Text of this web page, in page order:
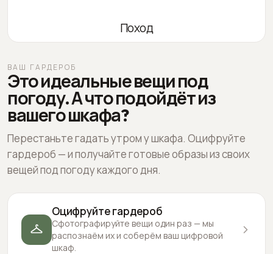
Поход
ВАШ ГАРДЕРОБ
Это идеальные вещи под
погоду. А что подойдёт из
вашего шкафа?
Перестаньте гадать утром у шкафа. Оцифруйте
гардероб — и получайте готовые образы из своих
вещей под погоду каждого дня.
Оцифруйте гардероб
Сфотографируйте вещи один раз — мы
распознаём их и соберём ваш цифровой
шкаф.